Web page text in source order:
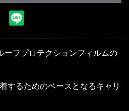
カートへ進む
ーフプロテクションフィルムの
するためのベースとなるキャリ